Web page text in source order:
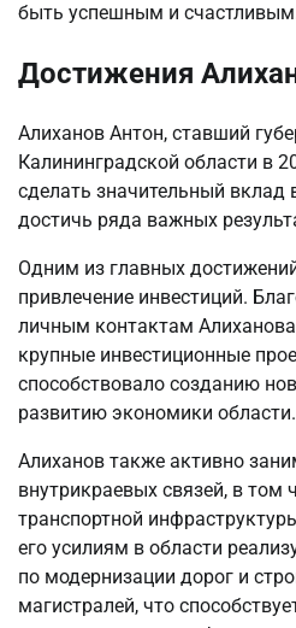
быть успешным и
Достижения
Алиханов Антон, ставший
Калининградской области в
сделать значительный вклад
достичь ряда важных
Одним из главных
привлечение инвестиций.
личным контактам
крупные инвестиционные
способствовало созданию
развитию экономики области.
Алиханов также активно
внутрикраевых связей, в том
транспортной
его усилиям в области
по модернизации дорог и
магистралей, что